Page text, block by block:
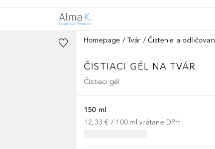
Homepage Tvár Čistenie a
ČISTIACI GÉL NA TVÁR
Čistiaci gél
150 ml
12,33 € / 100 ml vrátane DPH